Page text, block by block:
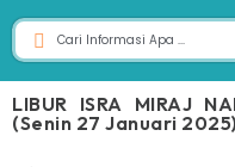
LIBUR ISRA MIRAJ
(Senin 27 Januari 2025)